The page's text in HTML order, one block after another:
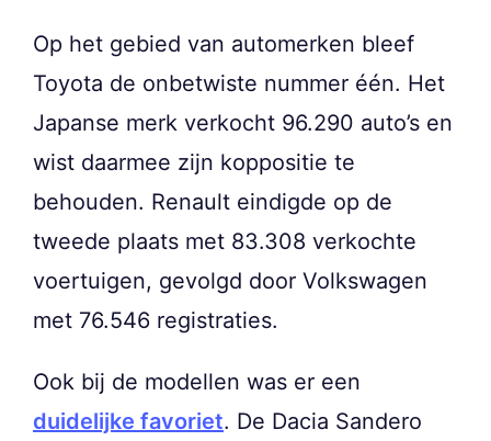
Op het gebied van automerken bleef
Toyota de onbetwiste nummer één. Het
Japanse merk verkocht 96.290 auto’s en
wist daarmee zijn koppositie te
behouden. Renault eindigde op de
tweede plaats met 83.308 verkochte
voertuigen, gevolgd door Volkswagen
met 76.546 registraties.
Ook bij de modellen was er een
duidelijke favoriet. De Dacia Sandero